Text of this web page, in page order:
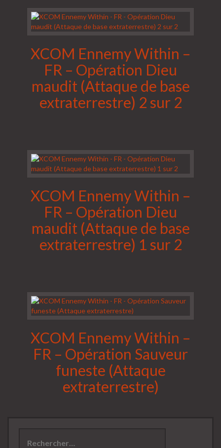
XCOM Ennemy Within –
FR – Opération Dieu
maudit (Attaque de base
extraterrestre) 2 sur 2
XCOM Ennemy Within –
FR – Opération Dieu
maudit (Attaque de base
extraterrestre) 1 sur 2
XCOM Ennemy Within –
FR – Opération Sauveur
funeste (Attaque
extraterrestre)